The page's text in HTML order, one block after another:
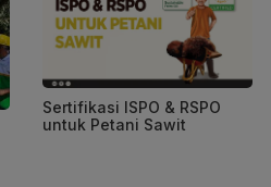
Sertifikasi ISPO & RSPO
untuk Petani Sawit